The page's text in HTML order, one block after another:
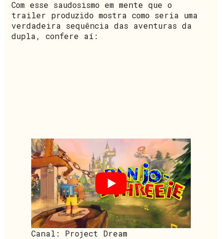
Com esse saudosismo em mente que o
trailer produzido mostra como seria uma
verdadeira sequência das aventuras da
dupla, confere aí:
Canal: Project Dream